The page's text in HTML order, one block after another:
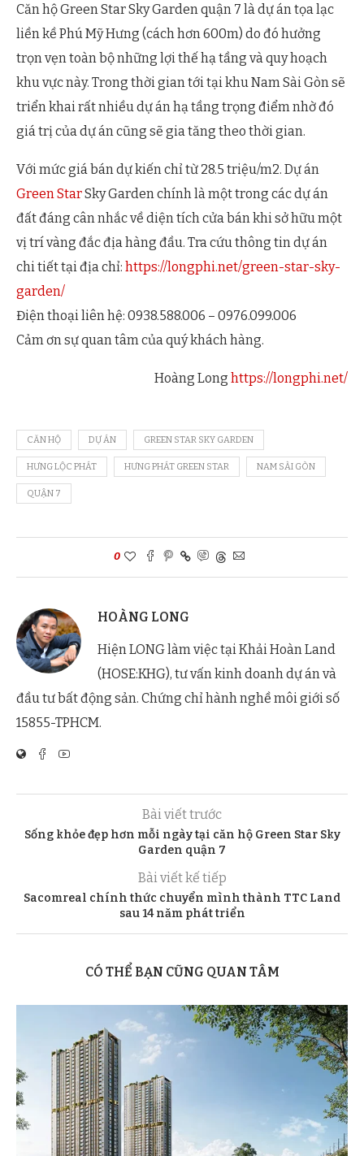
Căn hộ Green Star Sky Garden quận 7 là dự án tọa lạc
liền kề Phú Mỹ Hưng (cách hơn 600m) do đó hưởng
trọn vẹn toàn bộ những lợi thế hạ tầng và quy hoạch
khu vực này. Trong thời gian tới tại khu Nam Sài Gòn sẽ
triển khai rất nhiều dự án hạ tầng trọng điểm nhờ đó
giá trị của dự án cũng sẽ gia tăng theo thời gian.
Với mức giá bán dự kiến chỉ từ 28.5 triệu/m2. Dự án
Green StarSky Garden chính là một trong các dự án
đất đáng cân nhắc về diện tích cửa bán khi sở hữu một
vị trí vàng đắc địa hàng đầu. Tra cứu thông tin dự án
chi tiết tại địa chỉ: https://longphi.net/green-star-sky-
garden/
Điện thoại liên hệ: 0938.588.006 – 0976.099.006
Cảm ơn sự quan tâm của quý khách hàng.
Hoàng Long https://longphi.net/
CĂN HỘ DỰ ÁN GREEN STAR SKY GARDEN
HƯNG LỘC PHÁT HƯNG PHÁT GREEN STAR NAM SÀI GÒN
QUẬN 7
0
HOÀNG LONG
Hiện LONG làm việc tại Khải Hoàn Land
(HOSE:KHG), tư vấn kinh doanh dự án và
đầu tư bất động sản. Chứng chỉ hành nghề môi giới số
15855-TPHCM.
Bài viết trước
Sống khỏe đẹp hơn mỗi ngày tại căn hộ Green Star Sky
Garden quận 7
Bài viết kế tiếp
Sacomreal chính thức chuyển mình thành TTC Land
sau 14 năm phát triển
CÓ THỂ BẠN CŨNG QUAN TÂM